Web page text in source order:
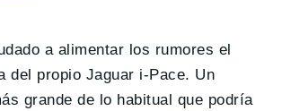
a alimentar los rumores el
del propio Jaguar i-Pace. Un
grande de lo habitual que podría